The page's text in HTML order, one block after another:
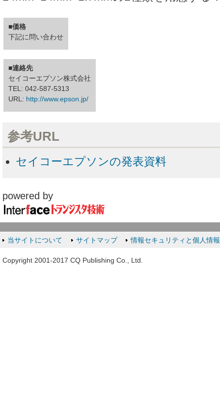
■価格
下記に問い合わせ
■連絡先
セイコーエプソン株式会社
TEL: 042-587-5313
URL: http://www.epson.jp/
参考URL
セイコーエプソンの発表資料
powered by
当サイトについて サイトマップ 情報セキュリティと個人情
Copyright 2001-2017 CQ Publishing Co., Ltd.